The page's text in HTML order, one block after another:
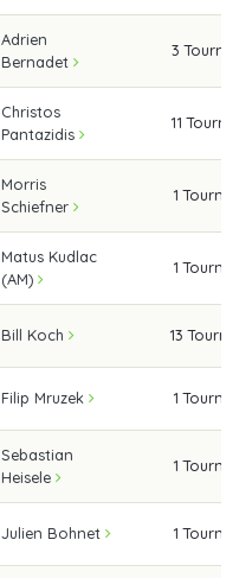
Adrien
Bernadet
3
Christos
Pantazidis
11
Morris
Schiefner
1
Matus Kudlac
(AM)
1
Bill Koch 13
Filip Mruzek 1
Sebastian
Heisele
1
Julien Bohnet 1